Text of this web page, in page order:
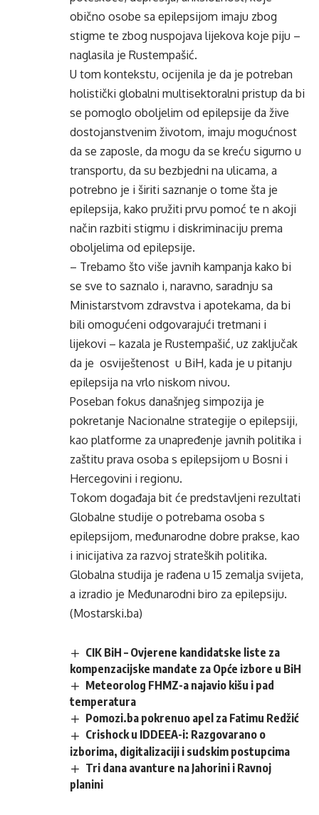
obično osobe sa epilepsijom imaju zbog
stigme te zbog nuspojava lijekova koje piju –
naglasila je Rustempašić.
U tom kontekstu, ocijenila je da je potreban
holistički globalni multisektoralni pristup da bi
se pomoglo oboljelim od epilepsije da žive
dostojanstvenim životom, imaju mogućnost
da se zaposle, da mogu da se kreću sigurno u
transportu, da su bezbjedni na ulicama, a
potrebno je i širiti saznanje o tome šta je
epilepsija, kako pružiti prvu pomoć te n akoji
način razbiti stigmu i diskriminaciju prema
oboljelima od epilepsije.
– Trebamo što više javnih kampanja kako bi
se sve to saznalo i, naravno, saradnju sa
Ministarstvom zdravstva i apotekama, da bi
bili omogućeni odgovarajući tretmani i
lijekovi – kazala je Rustempašić, uz zaključak
da je osviještenost u BiH, kada je u pitanju
epilepsija na vrlo niskom nivou.
Poseban fokus današnjeg simpozija je
pokretanje Nacionalne strategije o epilepsiji,
kao platforme za unapređenje javnih politika i
zaštitu prava osoba s epilepsijom u Bosni i
Hercegovini i regionu.
Tokom događaja bit će predstavljeni rezultati
Globalne studije o potrebama osoba s
epilepsijom, međunarodne dobre prakse, kao
i inicijativa za razvoj strateških politika.
Globalna studija je rađena u 15 zemalja svijeta,
a izradio je Međunarodni biro za epilepsiju.
(Mostarski.ba)
CIK BiH – Ovjerene kandidatske liste za
kompenzacijske mandate za Opće izbore u BiH
Meteorolog FHMZ-a najavio kišu i pad
temperatura
Pomozi.ba pokrenuo apel za Fatimu Redžić
Crishock u IDDEEA-i: Razgovarano o
izborima, digitalizaciji i sudskim postupcima
Tri dana avanture na Jahorini i Ravnoj
planini